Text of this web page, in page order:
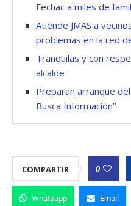
Fechac a miles de
Atiende JMAS a
problemas en la red
Tranquilas y con
alcalde
Preparan arranque
Busca Información”
COMPARTIR 0
Whatsapp Email